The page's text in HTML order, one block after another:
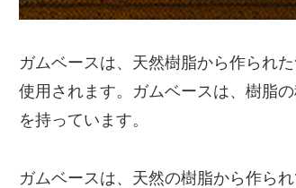
ガムベースは、天然樹脂から作られ
使用されます。ガムベースは、樹脂
を持っています。
ガムベースは、天然の樹脂から作ら